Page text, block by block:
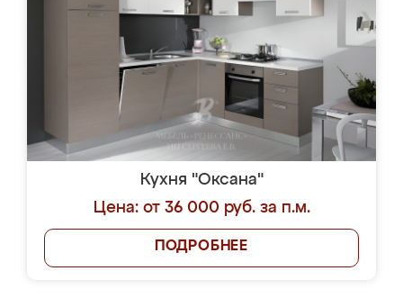
Кухня "Оксана"
Цена: от 36 000 руб. за п.м.
ПОДРОБНЕЕ